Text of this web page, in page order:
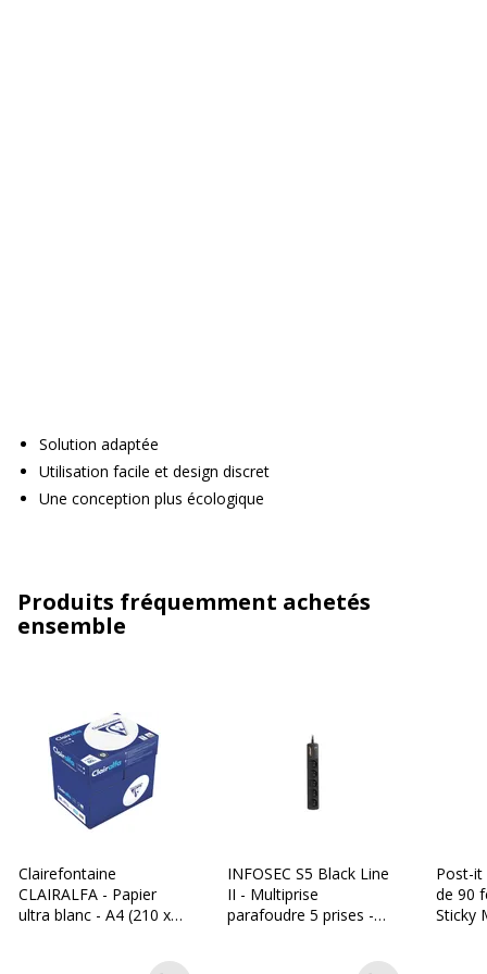
Solution adaptée
Utilisation facile et design discret
Une conception plus écologique
Produits fréquemment achetés
ensemble
Clairefontaine
CLAIRALFA - Papier
ultra blanc - A4 (210 x
INFOSEC S5 Black Line
II - Multiprise
parafoudre 5 prises -
Post-it
de 90
Sticky